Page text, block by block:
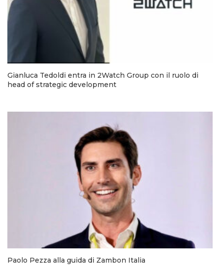
Gianluca Tedoldi entra in 2Watch Group con il ruolo di
head of strategic development
Paolo Pezza alla guida di Zambon Italia